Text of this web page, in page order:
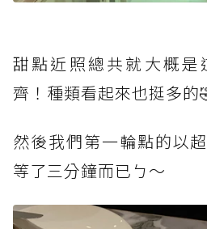
甜點近照總共就大概是
齊！種類看起來也挺多的
然後我們第一輪點的以
等了三分鐘而已ㄅ～